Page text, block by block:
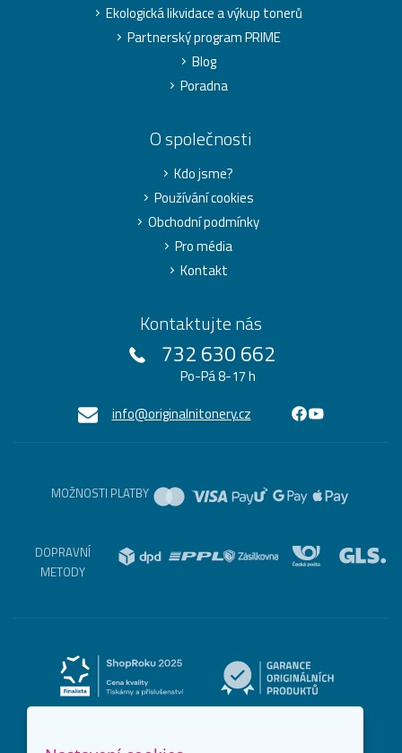
Ekologická likvidace a výkup tonerů
Partnerský program PRIME
Blog
Poradna
O společnosti
Kdo jsme?
Používání cookies
Obchodní podmínky
Pro média
Kontakt
Kontaktujte nás
732 630 662
Po-Pá 8-17 h
info@originalnitonery.cz
MOŽNOSTI PLATBY
DOPRAVNÍ
METODY